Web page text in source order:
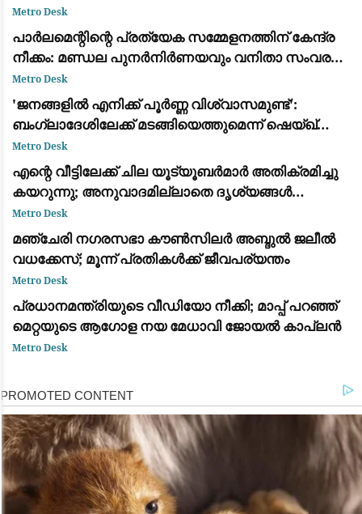
ഭക്ഷണം കഴിച്ചത്: വിമർശിച്ച് എം വി ഗോവിന്ദൻ
Metro Desk
പാർലമെന്റിന്റെ പ്രത്യേക സമ്മേളനത്തിന് കേന്ദ്ര
നീക്കം: മണ്ഡല പുനർനിർണയവും വനിതാ സംവരണ
ഭേദഗതിയും അജണ്ടയിൽ
Metro Desk
'ജനങ്ങളിൽ എനിക്ക് പൂർണ്ണ വിശ്വാസമുണ്ട്':
ബംഗ്ലാദേശിലേക്ക് മടങ്ങിയെത്തുമെന്ന് ഷെയ്ഖ്
ഹസീന
Metro Desk
എന്റെ വീട്ടിലേക്ക് ചില യൂട്യൂബർമാർ അതിക്രമിച്ചു
കയറുന്നു; അനുവാദമില്ലാതെ ദൃശ്യങ്ങൾ
പകർത്തുന്നു: സുരക്ഷയിൽ ആശങ്കയെന്ന്
സൗരവ്ദാസ്
Metro Desk
മഞ്ചേരി നഗരസഭാ കൗൺസിലർ അബ്ദുൽ ജലീൽ
വധക്കേസ്; മൂന്ന് പ്രതികൾക്ക് ജീവപര്യന്തം
Metro Desk
പ്രധാനമന്ത്രിയുടെ വീഡിയോ നീക്കി; മാപ്പ് പറഞ്ഞ്
മെറ്റയുടെ ആഗോള നയ മേധാവി ജോയൽ കാപ്ലൻ
Metro Desk